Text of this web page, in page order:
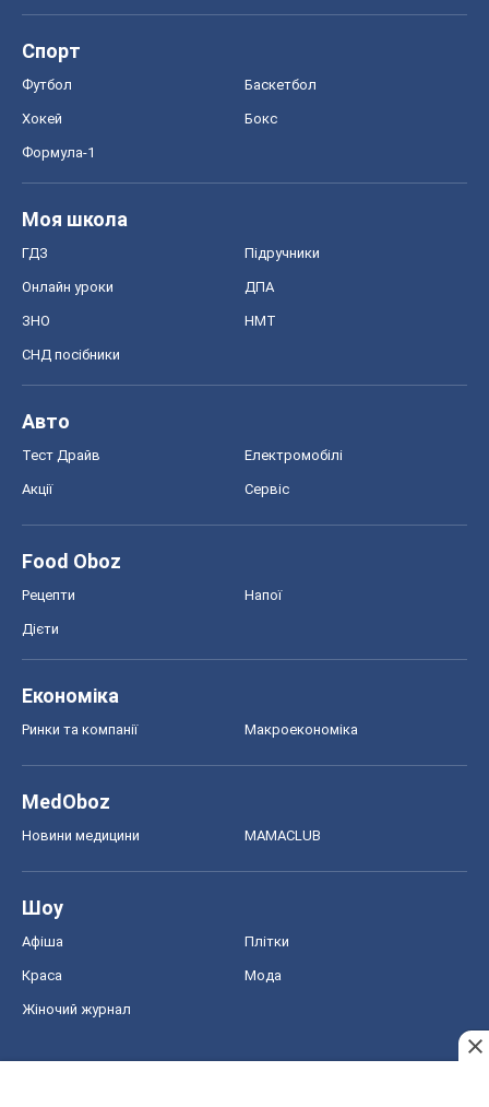
Спорт
Футбол Баскетбол
Хокей Бокс
Формула-1
Моя школа
ГДЗ Підручники
Онлайн уроки ДПА
ЗНО НМТ
СНД посібники
Авто
Тест Драйв Електромобілі
Акції Сервіс
Food Oboz
Рецепти Напої
Дієти
Економіка
Ринки та компанії Макроекономіка
MedOboz
Новини медицини MAMACLUB
Шоу
Афіша Плітки
Краса Мода
Жіночий журнал